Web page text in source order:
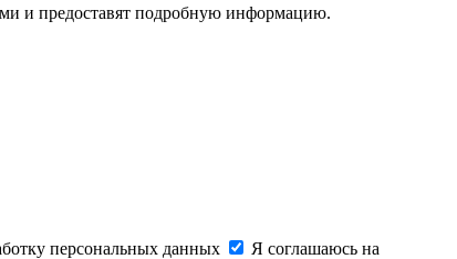
и предоставят подробную информацию.
персональных данных
Я соглашаюсь на